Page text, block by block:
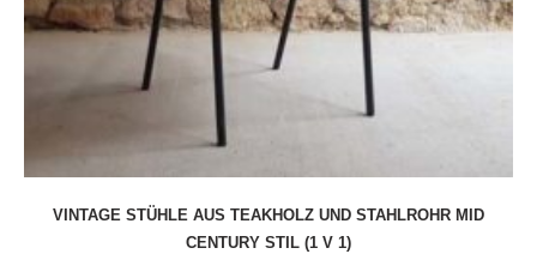
VINTAGE STÜHLE AUS TEAKHOLZ UND STAHLROHR MID
CENTURY STIL (1 V 1)